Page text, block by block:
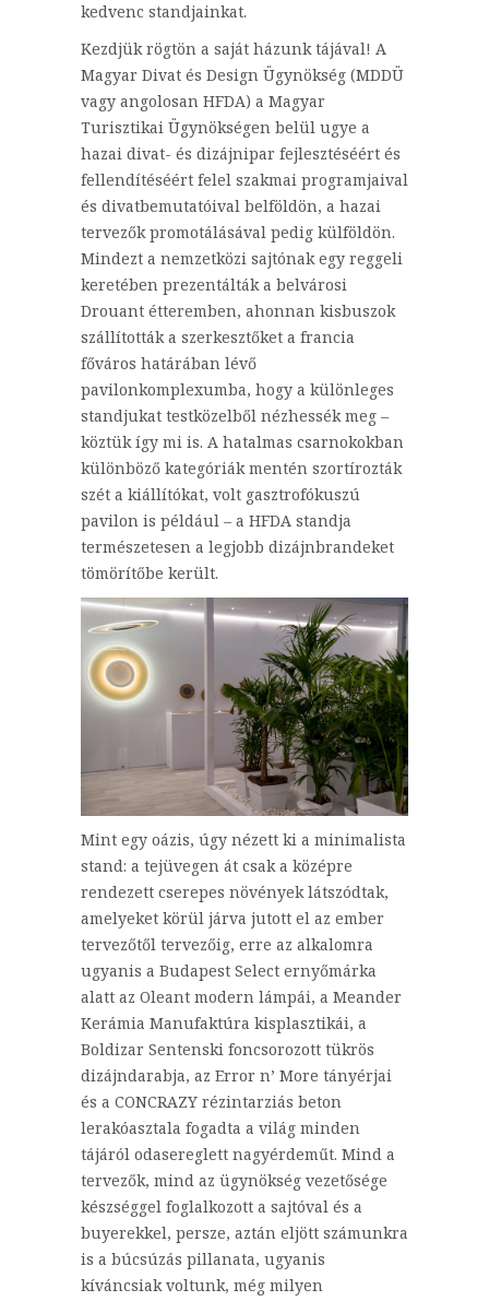
kedvenc standjainkat.
Kezdjük rögtön a saját házunk tájával! A
Magyar Divat és Design Ügynökség (MDDÜ
vagy angolosan HFDA) a Magyar
Turisztikai Ügynökségen belül ugye a
hazai divat- és dizájnipar fejlesztéséért és
fellendítéséért felel szakmai programjaival
és divatbemutatóival belföldön, a hazai
tervezők promotálásával pedig külföldön.
Mindezt a nemzetközi sajtónak egy reggeli
keretében prezentálták a belvárosi
Drouant étteremben, ahonnan kisbuszok
szállították a szerkesztőket a francia
főváros határában lévő
pavilonkomplexumba, hogy a különleges
standjukat testközelből nézhessék meg –
köztük így mi is. A hatalmas csarnokokban
különböző kategóriák mentén szortírozták
szét a kiállítókat, volt gasztrofókuszú
pavilon is például – a HFDA standja
természetesen a legjobb dizájnbrandeket
tömörítőbe került.
Mint egy oázis, úgy nézett ki a minimalista
stand: a tejüvegen át csak a középre
rendezett cserepes növények látszódtak,
amelyeket körül járva jutott el az ember
tervezőtől tervezőig, erre az alkalomra
ugyanis a Budapest Select ernyőmárka
alatt az Oleant modern lámpái, a Meander
Kerámia Manufaktúra kisplasztikái, a
Boldizar Sentenski foncsorozott tükrös
dizájndarabja, az Error n’ More tányérjai
és a CONCRAZY rézintarziás beton
lerakóasztala fogadta a világ minden
tájáról odasereglett nagyérdeműt. Mind a
tervezők, mind az ügynökség vezetősége
készséggel foglalkozott a sajtóval és a
buyerekkel, persze, aztán eljött számunkra
is a búcsúzás pillanata, ugyanis
kíváncsiak voltunk, még milyen